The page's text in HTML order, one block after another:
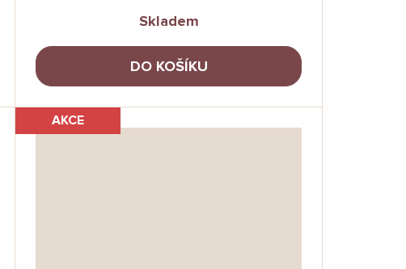
Skladem
DO KOŠÍKU
AKCE